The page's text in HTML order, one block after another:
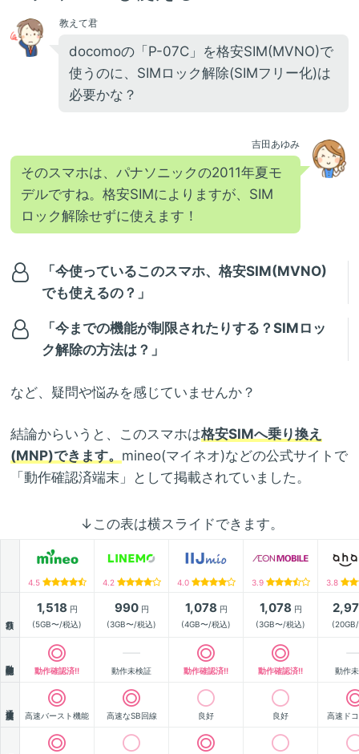
教えて君
docomoの「P-07C」を格安SIM(MVNO)で
使うのに、SIMロック解除(SIMフリー化)は
必要かな？
吉田あゆみ
そのスマホは、パナソニックの2011年夏モ
デルですね。格安SIMによりますが、SIM
ロック解除せずに使えます！
「今使っているこのスマホ、格安SIM(MVNO)
でも使えるの？」
「今までの機能が制限されたりする？SIMロッ
ク解除の方法は？」
など、疑問や悩みを感じていませんか？
結論からいうと、このスマホは格安SIMへ乗り換え
(MNP)できます。 mineo(マイネオ)などの公式サイトで
「動作確認済端末」として掲載されていました。
↓この表は横スライドできます。
4.5 4.2 4.0 3.9 3.8
1,518 円
(5GB〜/税込)
990円
(3GB〜/税込)
1,078 円
(4GB〜/税込)
1,078 円
(3GB〜/税込)
動作確認済!! 動作未検証 動作確認済!! 動作確認済!! 動作
高速バースト機能 高速なSB回線 良好 良好 高速ド